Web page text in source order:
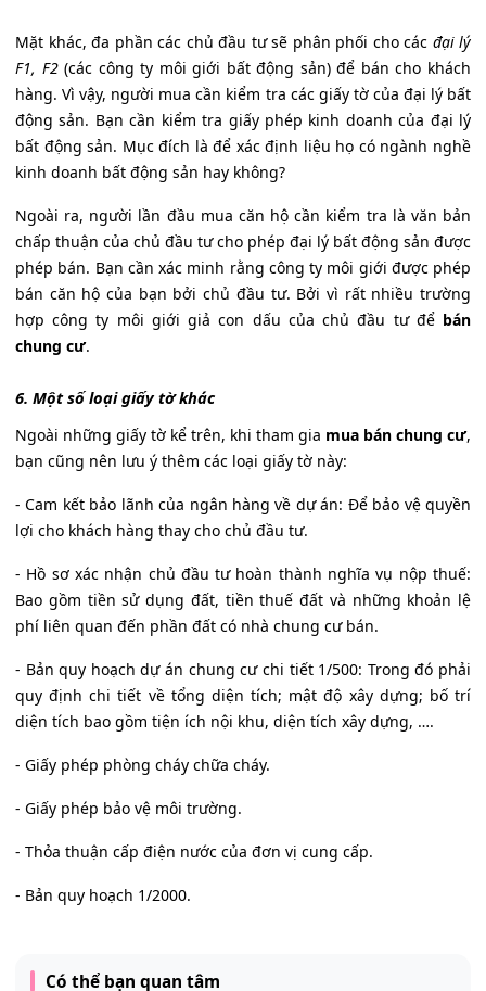
Mặt khác, đa phần các chủ đầu tư sẽ phân phối cho các đại lý
F1, F2(các công ty môi giới bất động sản) để bán cho khách
hàng. Vì vậy, người mua cần kiểm tra các giấy tờ của đại lý bất
động sản. Bạn cần kiểm tra giấy phép kinh doanh của đại lý
bất động sản. Mục đích là để xác định liệu họ có ngành nghề
kinh doanh bất động sản hay không?
Ngoài ra, người lần đầu mua căn hộ cần kiểm tra là văn bản
chấp thuận của chủ đầu tư cho phép đại lý bất động sản được
phép bán. Bạn cần xác minh rằng công ty môi giới được phép
bán căn hộ của bạn bởi chủ đầu tư. Bởi vì rất nhiều trường
hợp công ty môi giới giả con dấu của chủ đầu tư để bán
chung cư.
6. Một số loại giấy tờ khác
Ngoài những giấy tờ kể trên, khi tham gia mua bán chung cư,
bạn cũng nên lưu ý thêm các loại giấy tờ này:
- Cam kết bảo lãnh của ngân hàng về dự án: Để bảo vệ quyền
lợi cho khách hàng thay cho chủ đầu tư.
- Hồ sơ xác nhận chủ đầu tư hoàn thành nghĩa vụ nộp thuế:
Bao gồm tiền sử dụng đất, tiền thuế đất và những khoản lệ
phí liên quan đến phần đất có nhà chung cư bán.
- Bản quy hoạch dự án chung cư chi tiết 1/500: Trong đó phải
quy định chi tiết về tổng diện tích; mật độ xây dựng; bố trí
diện tích bao gồm tiện ích nội khu, diện tích xây dựng, ….
- Giấy phép phòng cháy chữa cháy.
- Giấy phép bảo vệ môi trường.
- Thỏa thuận cấp điện nước của đơn vị cung cấp.
- Bản quy hoạch 1/2000.
Có thể bạn quan tâm